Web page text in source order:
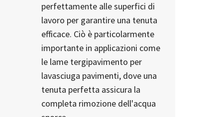
perfettamente alle superfici di
lavoro per garantire una tenuta
efficace. Ciò è particolarmente
importante in applicazioni come
le lame tergipavimento per
lavasciuga pavimenti, dove una
tenuta perfetta assicura la
completa rimozione dell'acqua